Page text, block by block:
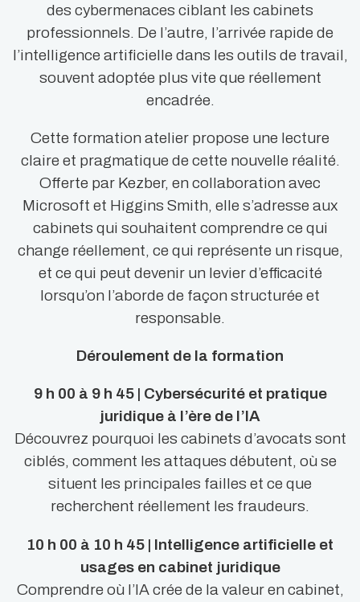
des cybermenaces ciblant les cabinets
professionnels. De l’autre, l’arrivée rapide de
l’intelligence artificielle dans les outils de travail,
souvent adoptée plus vite que réellement
encadrée.
Cette formation atelier propose une lecture
claire et pragmatique de cette nouvelle réalité.
Offerte par Kezber, en collaboration avec
Microsoft et Higgins Smith, elle s’adresse aux
cabinets qui souhaitent comprendre ce qui
change réellement, ce qui représente un risque,
et ce qui peut devenir un levier d’efficacité
lorsqu’on l’aborde de façon structurée et
responsable.
Déroulement de la formation
9 h 00 à 9 h 45 | Cybersécurité et pratique
juridique à l’ère de l’IA
Découvrez pourquoi les cabinets d’avocats sont
ciblés, comment les attaques débutent, où se
situent les principales failles et ce que
recherchent réellement les fraudeurs.
10 h 00 à 10 h 45 | Intelligence artificielle et
usages en cabinet juridique
Comprendre où l’IA crée de la valeur en cabinet,